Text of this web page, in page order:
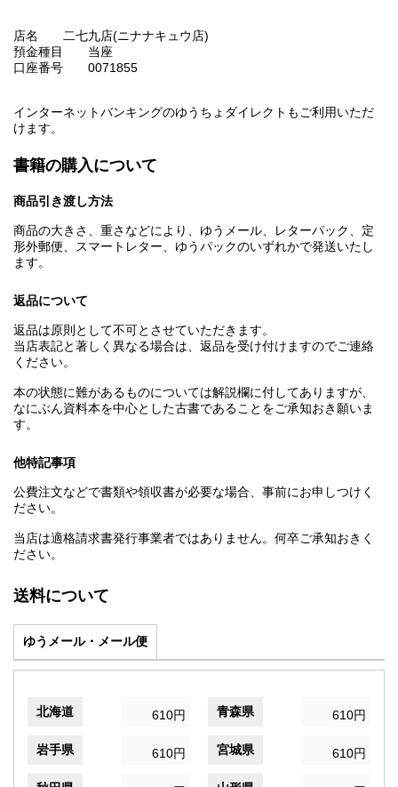
店名 二七九店(ニナナキュウ店)
預金種目 当座
口座番号 0071855
インターネットバンキングのゆうちょダイレクトもご利用いただ
けます。
書籍の購入について
商品引き渡し方法
商品の大きさ、重さなどにより、ゆうメール、レターパック、定
形外郵便、スマートレター、ゆうパックのいずれかで発送いたし
ます。
返品について
返品は原則として不可とさせていただきます。
当店表記と著しく異なる場合は、返品を受け付けますのでご連絡
ください。
本の状態に難があるものについては解説欄に付してありますが、
なにぶん資料本を中心とした古書であることをご承知おき願いま
す。
他特記事項
公費注文などで書類や領収書が必要な場合、事前にお申しつけく
ださい。
当店は適格請求書発行事業者ではありません。何卒ご承知おきく
ださい。
送料について
ゆうメール・メール便
北海道 610円 青森県 610円
岩手県 610円 宮城県 610円